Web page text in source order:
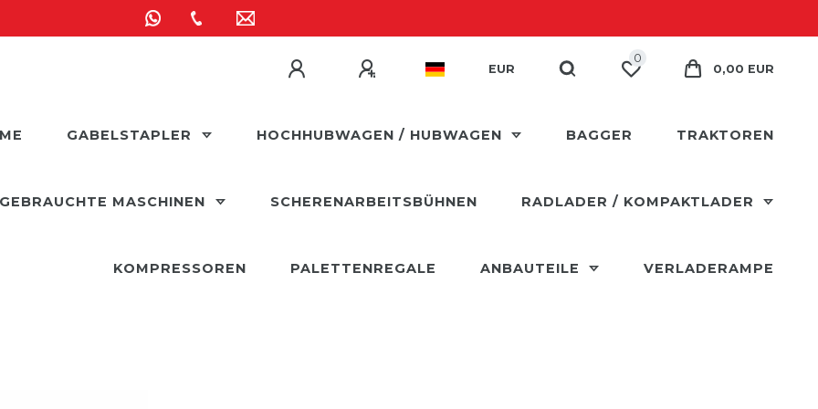
EUR
0
0,00 EUR
GABELSTAPLER HOCHHUBWAGEN / HUBWAGEN BAGGER TRAKTOREN
GEBRAUCHTE MASCHINEN SCHERENARBEITSBÜHNEN RADLADER / KOMPAKTLADER
KOMPRESSOREN PALETTENREGALE ANBAUTEILE VERLADERAMPE